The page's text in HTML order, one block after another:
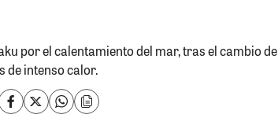
por el calentamiento del mar, tras el cambio de
de intenso calor.